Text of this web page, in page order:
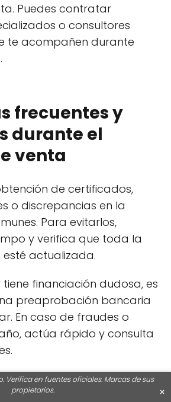
Puedes contratar
o consultores
te acompañen durante
frecuentes y
durante el
venta
de certificados,
o discrepancias en la
Para evitarlos,
y verifica que toda la
actualizada.
financiación dudosa, es
preaprobación bancaria
En caso de fraudes o
actúa rápido y consulta
Verifica en fuentes oficiales. Marcas de sus
propietarios.
×